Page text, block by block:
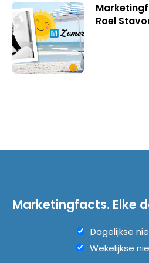
Roel
Marketingfacts. Elke
Dagelijkse
Wekelijkse